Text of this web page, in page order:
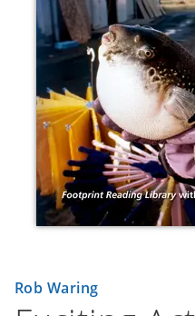
Rob Waring